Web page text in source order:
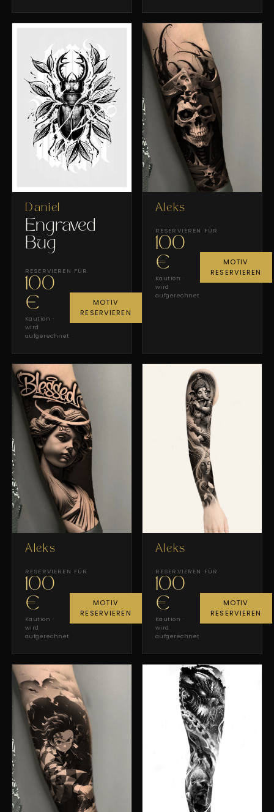
Daniel
Engraved
Bug
RESERVIEREN FÜR
100
€
Kaution ·
wird
aufgerechnet
MOTIV
RESERVIEREN
Aleks
RESERVIEREN FÜR
100
€
Kaution ·
wird
aufgerechnet
MOTIV
RESERVIEREN
Aleks
RESERVIEREN FÜR
100
€
Kaution ·
wird
aufgerechnet
MOTIV
RESERVIEREN
Aleks
RESERVIEREN FÜR
100
€
Kaution ·
wird
aufgerechnet
MOTIV
RESERVIEREN